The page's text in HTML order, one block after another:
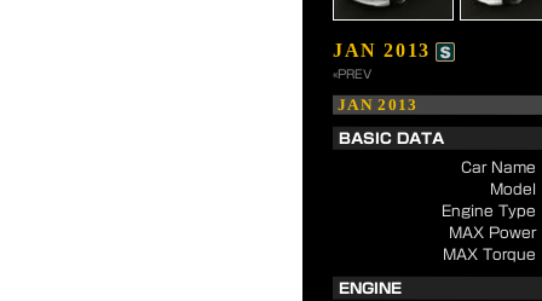
JAN 2013
«PREV
JAN 2013
BASIC DATA
Car Name
Model
Engine Type
MAX Power
MAX Torque
ENGINE